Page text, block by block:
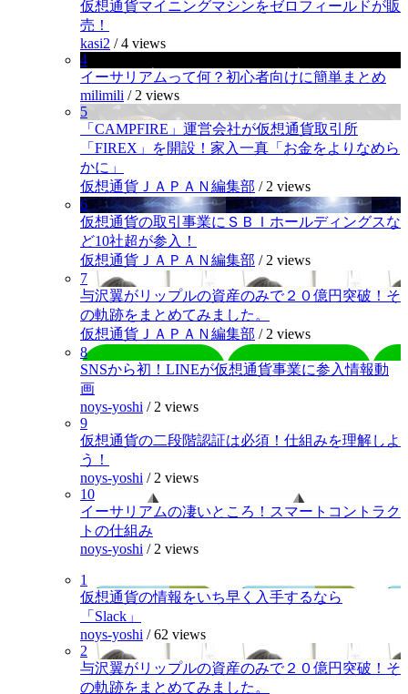
仮想通貨マイニングマシンをゼロフィールドが販
売！
kasi2 /4 views
4
イーサリアムって何？初心者向けに簡単まとめ
milimili / 2 views
5
「CAMPFIRE」運営会社が仮想通貨取引所
「FIREX」を開設！家入一真「お金をよりなめら
かに」
仮想通貨ＪＡＰＡＮ編集部 / 2 views
6
仮想通貨の取引事業にＳＢＩホールディングスな
ど10社超が参入！
仮想通貨ＪＡＰＡＮ編集部 / 2 views
7
与沢翼がリップルの資産のみで２０億円突破！そ
の軌跡をまとめてみました。
仮想通貨ＪＡＰＡＮ編集部 / 2 views
8
SNSから初！LINEが仮想通貨事業に参入情報動
画
noys-yoshi / 2 views
9
仮想通貨の二段階認証は必須！仕組みを理解しよ
う！
noys-yoshi / 2 views
10
イーサリアムの凄いところ！スマートコントラク
トの仕組み
noys-yoshi / 2 views
1
仮想通貨の情報をいち早く入手するなら
「Slack」
noys-yoshi /62 views
2
与沢翼がリップルの資産のみで２０億円突破！そ
の軌跡をまとめてみました。